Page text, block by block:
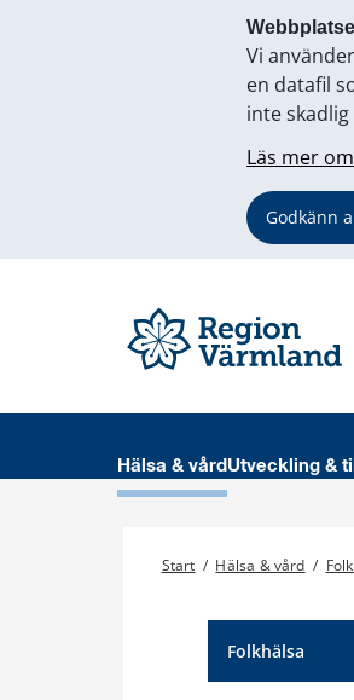
Vi
en datafil
inte
Läs mer
Godkänn
Hälsa & vård Utveckling &
Start / Hälsa & vård /
Folkhälsa